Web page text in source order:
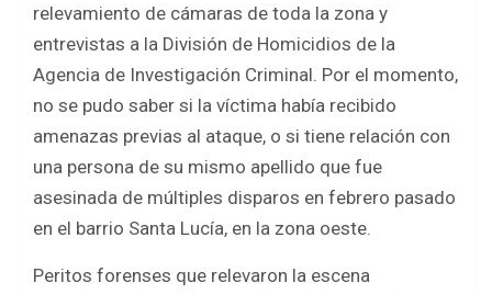
relevamiento de cámaras de toda la zona y
entrevistas a la División de Homicidios de la
Agencia de Investigación Criminal. Por el momento,
no se pudo saber si la víctima había recibido
amenazas previas al ataque, o si tiene relación con
una persona de su mismo apellido que fue
asesinada de múltiples disparos en febrero pasado
en el barrio Santa Lucía, en la zona oeste.
Peritos forenses que relevaron la escena